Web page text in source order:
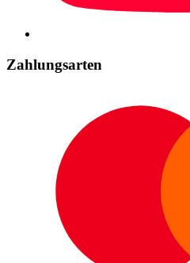
Zahlungsarten